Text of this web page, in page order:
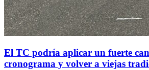
El TC podría aplicar un fuerte
cronograma y volver a viejas